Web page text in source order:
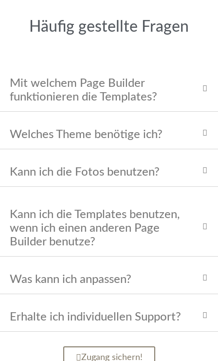
Häufig gestellte Fragen
Mit welchem Page Builder
funktionieren die Templates?
Welches Theme benötige ich?
Kann ich die Fotos benutzen?
Kann ich die Templates benutzen,
wenn ich einen anderen Page
Builder benutze?
Was kann ich anpassen?
Erhalte ich individuellen Support?
Zugang sichern!